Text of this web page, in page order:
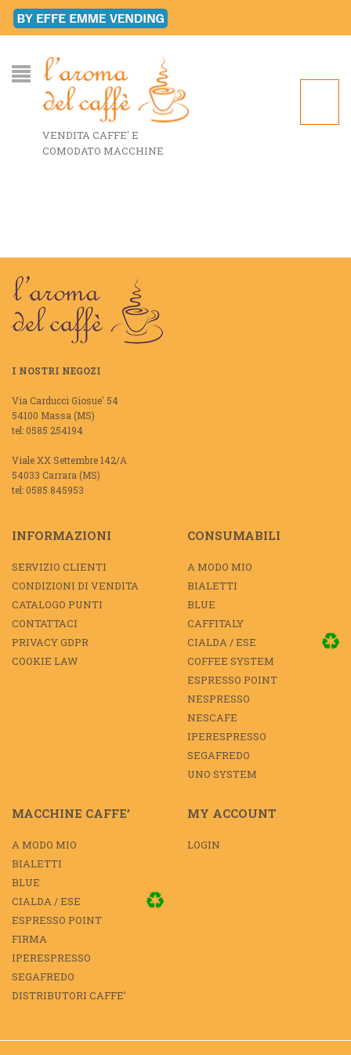
VENDITA CAFFE' E
COMODATO MACCHINE
I NOSTRI NEGOZI
Via Carducci Giosue' 54
54100 Massa (MS)
tel: 0585 254194
Viale XX Settembre 142/A
54033 Carrara (MS)
tel: 0585 845953
INFORMAZIONI
SERVIZIO CLIENTI
CONDIZIONI DI VENDITA
CATALOGO PUNTI
CONTATTACI
PRIVACY GDPR
COOKIE LAW
CONSUMABILI
A MODO MIO
BIALETTI
BLUE
CAFFITALY
CIALDA / ESE
COFFEE SYSTEM
ESPRESSO POINT
NESPRESSO
NESCAFE
IPERESPRESSO
SEGAFREDO
UNO SYSTEM
MACCHINE CAFFE’
A MODO MIO
BIALETTI
BLUE
CIALDA / ESE
ESPRESSO POINT
FIRMA
IPERESPRESSO
SEGAFREDO
DISTRIBUTORI CAFFE’
MY ACCOUNT
LOGIN